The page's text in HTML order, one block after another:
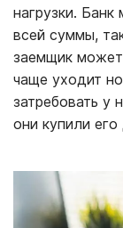
нагрузки.
всей суммы,
заемщик может
чаще уходит
затребовать у
они купили